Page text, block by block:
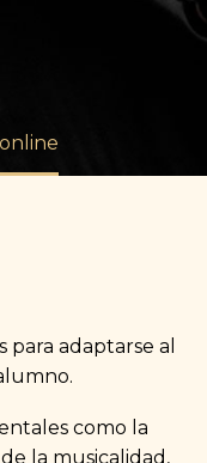
para adaptarse al
como la
la musicalidad,